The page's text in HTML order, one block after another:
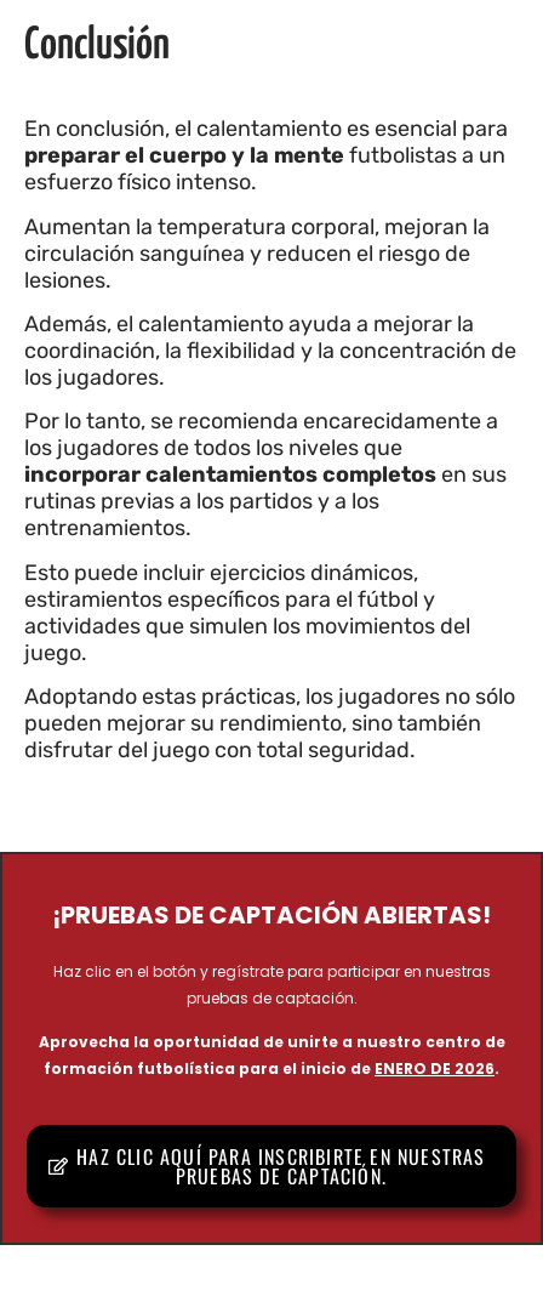
Conclusión
En conclusión, el calentamiento es esencial para
preparar el cuerpo y la mente futbolistas a un
esfuerzo físico intenso.
Aumentan la temperatura corporal, mejoran la
circulación sanguínea y reducen el riesgo de
lesiones.
Además, el calentamiento ayuda a mejorar la
coordinación, la flexibilidad y la concentración de
los jugadores.
Por lo tanto, se recomienda encarecidamente a
los jugadores de todos los niveles que
incorporar calentamientos completos en sus
rutinas previas a los partidos y a los
entrenamientos.
Esto puede incluir ejercicios dinámicos,
estiramientos específicos para el fútbol y
actividades que simulen los movimientos del
juego.
Adoptando estas prácticas, los jugadores no sólo
pueden mejorar su rendimiento, sino también
disfrutar del juego con total seguridad.
¡PRUEBAS DE CAPTACIÓN ABIERTAS!
Haz clic en el botón y regístrate para participar en nuestras
pruebas de captación.
Aprovecha la oportunidad de unirte a nuestro centro de
formación futbolística para el inicio de ENERO DE 2026.
HAZ CLIC AQUÍ PARA INSCRIBIRTE EN NUESTRAS
PRUEBAS DE CAPTACIÓN.